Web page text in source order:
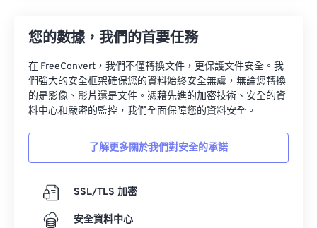
您的數據，我們的首要任務
在 FreeConvert，我們不僅轉換文件，更保護文件安全。我
們強大的安全框架確保您的資料始終安全無虞，無論您轉換
的是影像、影片還是文件。憑藉先進的加密技術、安全的資
料中心和嚴密的監控，我們全面保障您的資料安全。
了解更多關於我們對安全的承諾
SSL/TLS 加密
安全資料中心